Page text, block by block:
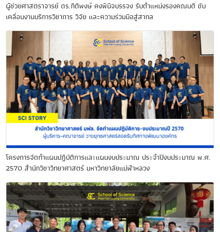
ผู้ช่วยศาสตราจารย์ ดร.กิติพงษ์ คงพินิจบรรจง รับตำแหน่งรองคณบดี ขับ
เคลื่อนงานบริการวิชาการ วิจัย และความร่วมมือสู่สากล
โครงการจัดทำแผนปฏิบัติการและแผนงบประมาณ ประจำปีงบประมาณ พ.ศ.
2570 สำนักวิชาวิทยาศาสตร์ มหาวิทยาลัยแม่ฟ้าหลวง